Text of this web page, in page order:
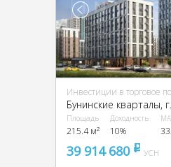
Инвестиции в торговое
Площадь
215.4 м²
Доходность
10%
39 914 680 pуб
УСН